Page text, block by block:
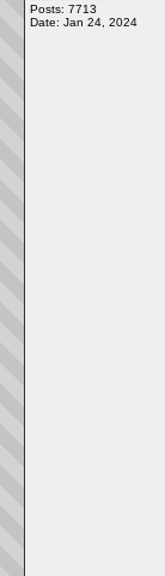
Posts: 7713
Date: Jan 24, 2024